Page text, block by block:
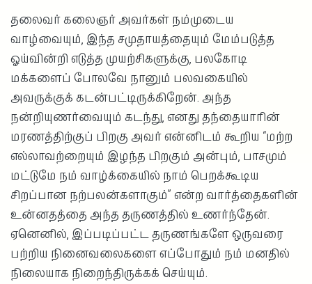
தலைவர் கலைஞர் அவர்கள் நம்முடைய
வாழ்வையும், இந்த சமுதாயத்தையும் மேம்படுத்த
ஓய்வின்றி எடுத்த முயற்சிகளுக்கு, பலகோடி
மக்களைப் போலவே நானும் பலவகையில்
அவருக்குக் கடன்பட்டிருக்கிறேன். அந்த
நன்றியுணர்வையும் கடந்து, எனது தந்தையாரின்
மரணத்திற்குப் பிறகு அவர் என்னிடம் கூறிய “மற்ற
எல்லாவற்றையும் இழந்த பிறகும் அன்பும், பாசமும்
மட்டுமே நம் வாழ்க்கையில் நாம் பெறக்கூடிய
சிறப்பான நற்பலன்களாகும்” என்ற வார்த்தைகளின்
உன்னதத்தை அந்த தருணத்தில் உணர்ந்தேன்.
ஏனெனில், இப்படிப்பட்ட தருணங்களே ஒருவரை
பற்றிய நினைவலைகளை எப்போதும் நம் மனதில்
நிலையாக நிறைந்திருக்கக் செய்யும்.